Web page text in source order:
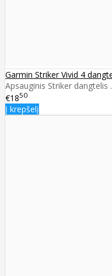
Garmin Striker Vivid 4
Apsauginis Striker dangtelis
€1850
Į krepšelį